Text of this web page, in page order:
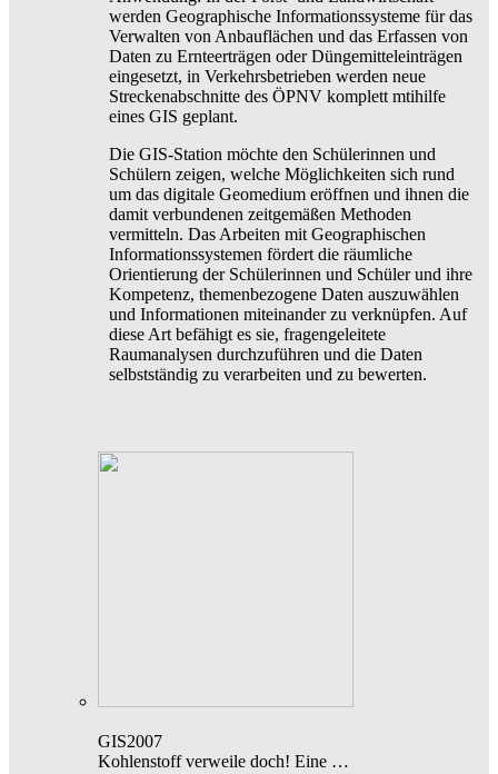
werden Geographische Informationssysteme für das
Verwalten von Anbauflächen und das Erfassen von
Daten zu Ernteerträgen oder Düngemitteleinträgen
eingesetzt, in Verkehrsbetrieben werden neue
Streckenabschnitte des ÖPNV komplett mtihilfe
eines GIS geplant.
Die GIS-Station möchte den Schülerinnen und
Schülern zeigen, welche Möglichkeiten sich rund
um das digitale Geomedium eröffnen und ihnen die
damit verbundenen zeitgemäßen Methoden
vermitteln. Das Arbeiten mit Geographischen
Informationssystemen fördert die räumliche
Orientierung der Schülerinnen und Schüler und ihre
Kompetenz, themenbezogene Daten auszuwählen
und Informationen miteinander zu verknüpfen. Auf
diese Art befähigt es sie, fragengeleitete
Raumanalysen durchzuführen und die Daten
selbstständig zu verarbeiten und zu bewerten.
GIS2007
Kohlenstoff verweile doch! Eine …